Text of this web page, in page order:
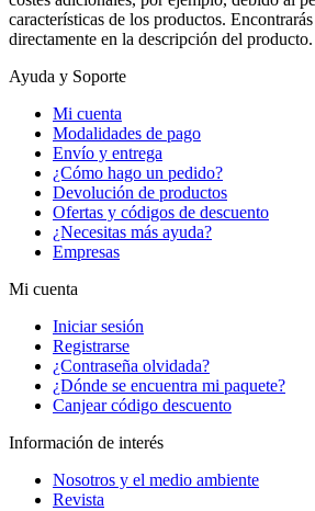
características de los productos.
directamente en la descripción del producto.
Ayuda y Soporte
Mi cuenta
Modalidades de pago
Envío y entrega
¿Cómo hago un pedido?
Devolución de productos
Ofertas y códigos de descuento
¿Necesitas más ayuda?
Empresas
Mi cuenta
Iniciar sesión
Registrarse
¿Contraseña olvidada?
¿Dónde se encuentra mi paquete?
Canjear código descuento
Información de interés
Nosotros y el medio ambiente
Revista